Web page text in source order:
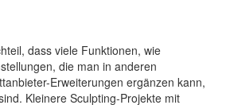
dass viele Funktionen, wie
die man in anderen
Erweiterungen ergänzen kann,
Kleinere Sculpting-Projekte mit